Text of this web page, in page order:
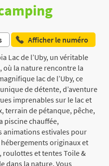
Afficher le numéro
Lac de l’Uby, un véritable
où la nature rencontre la
lac de l’Uby, ce
de détente, d’aventure
imprenables sur le lac et
terrain de pétanque, pêche,
piscine chauffée,
animations estivales pour
originaux et
roulottes et tentes Toile &
dans la nature. Vous